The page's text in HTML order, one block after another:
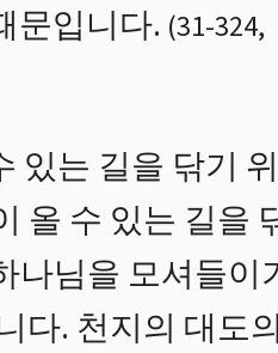
문입니다. (31-324,
있는 길을 닦기
올 수 있는 길을
나님을 모셔들이
다. 천지의 대도